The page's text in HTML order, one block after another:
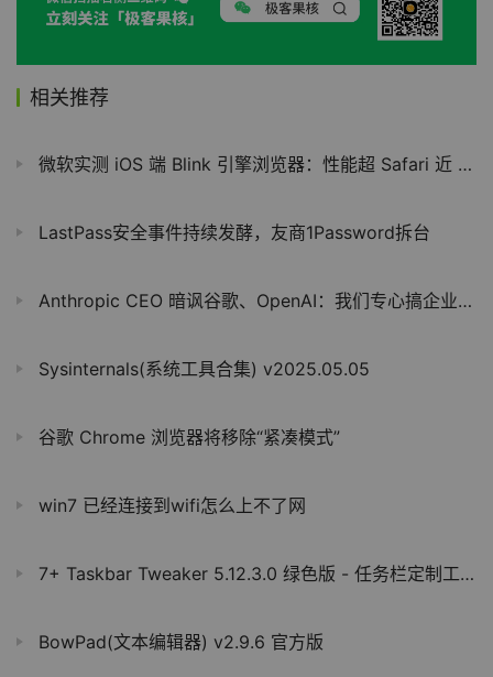
相关推荐
微软实测 iOS 端 Blink 引擎浏览器：性能超 Safari 近 30%，打破内核壁垒仍艰难
LastPass安全事件持续发酵，友商1Password拆台
Anthropic CEO 暗讽谷歌、OpenAI：我们专心搞企业 AI，活得挺滋润
Sysinternals(系统工具合集) v2025.05.05
谷歌 Chrome 浏览器将移除“紧凑模式”
win7 已经连接到wifi怎么上不了网
7+ Taskbar Tweaker 5.12.3.0 绿色版 - 任务栏定制工具
BowPad(文本编辑器) v2.9.6 官方版